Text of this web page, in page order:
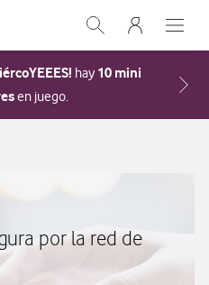
Abrir buscador.
Menu
Abre
hay 10 mini
en juego. Acceder a la FAQ
por la red de